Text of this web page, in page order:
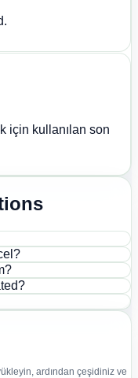
için kullanılan son
ardından çeşidiniz ve